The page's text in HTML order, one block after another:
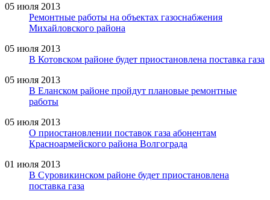
05 июля 2013
Ремонтные работы на объектах газоснабжения
Михайловского района
05 июля 2013
В Котовском районе будет приостановлена поставка газа
05 июля 2013
В Еланском районе пройдут плановые ремонтные
работы
05 июля 2013
О приостановлении поставок газа абонентам
Красноармейского района Волгограда
01 июля 2013
В Суровикинском районе будет приостановлена
поставка газа